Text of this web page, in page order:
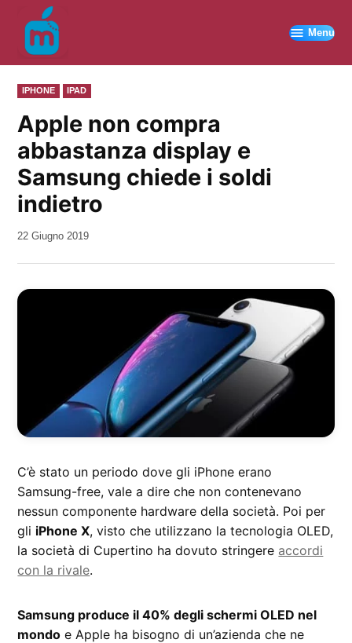
contenuto
Menu
PUBBLICATO
IN
IPHONE IPAD
Apple non compra
abbastanza display e
Samsung chiede i soldi
indietro
da
22 Giugno 2019
C’è stato un periodo dove gli iPhone erano
Samsung-free, vale a dire che non contenevano
nessun componente hardware della società. Poi per
gli iPhone X, visto che utilizzano la tecnologia OLED,
la società di Cupertino ha dovuto stringere accordi
con la rivale.
Samsung produce il 40% degli schermi OLED nel
mondo e Apple ha bisogno di un’azienda che ne